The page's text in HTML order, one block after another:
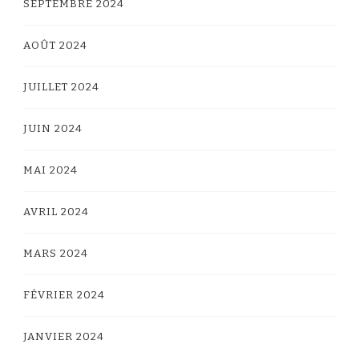
SEPTEMBRE 2024
AOÛT 2024
JUILLET 2024
JUIN 2024
MAI 2024
AVRIL 2024
MARS 2024
FÉVRIER 2024
JANVIER 2024